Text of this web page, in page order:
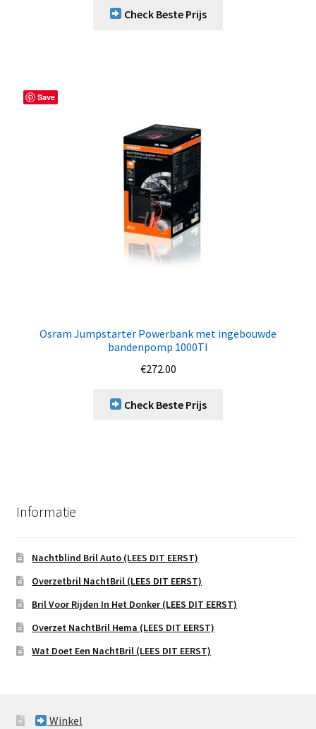
Check Beste Prijs
Save
Osram Jumpstarter Powerbank met ingebouwde
bandenpomp 1000TI
€272.00
Check Beste Prijs
Informatie
Nachtblind Bril Auto (LEES DIT EERST)
Overzetbril NachtBril (LEES DIT EERST)
Bril Voor Rijden In Het Donker (LEES DIT EERST)
Overzet NachtBril Hema (LEES DIT EERST)
Wat Doet Een NachtBril (LEES DIT EERST)
Winkel